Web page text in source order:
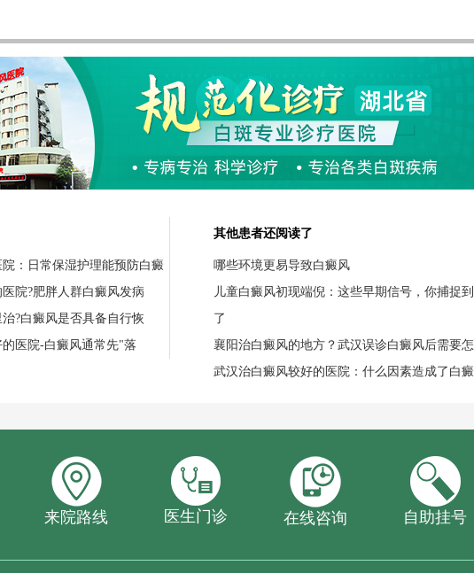
：日常保湿护理能预防白癜
院?肥胖人群白癜风发病
?白癜风是否具备自行恢
医院-白癜风通常先"落
其他患者还阅读了
哪些环境更易导致白癜风
儿童白癜风初现端倪：这些早期信号，你捕捉到
了
襄阳治白癜风的地方？武汉误诊白癜风后需要怎
武汉治白癜风较好的医院：什么因素造成了白癜
来院路线 医生门诊 在线咨询 自助挂号